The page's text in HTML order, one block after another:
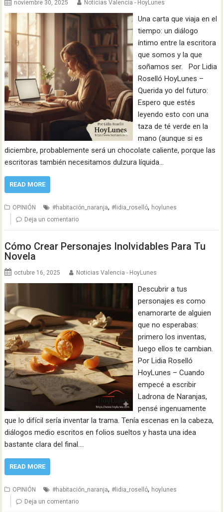
noviembre 30, 2025 Noticias Valencia - HoyLunes
Una carta que viaja en el
tiempo: un diálogo
íntimo entre la escritora
que somos y la que
soñamos ser. Por Lidia
Roselló HoyLunes –
Querida yo del futuro:
Espero que estés
leyendo esto con una
taza de té verde en la
mano (aunque si es
diciembre, probablemente será un chocolate caliente, porque las
escritoras también necesitamos dulzura líquida…
READ MORE
OPINIÓN #habitación_naranja,#lidia_roselló, hoylunes
Deja un comentario
Cómo Crear Personajes Inolvidables Para Tu
Novela
octubre 16, 2025 Noticias Valencia - HoyLunes
Descubrir a tus
personajes es como
enamorarte de alguien
que no esperabas:
primero los inventas,
luego ellos te cambian.
Por Lidia Roselló
HoyLunes – Cuando
empecé a escribir
Ladrona de Naranjas,
pensé ingenuamente
que lo difícil sería inventar la trama. Tenía escenas en la cabeza,
diálogos medio escritos en folios sueltos y hasta una idea
bastante clara del final.…
READ MORE
OPINIÓN #habitación_naranja,#lidia_roselló, hoylunes
Deja un comentario